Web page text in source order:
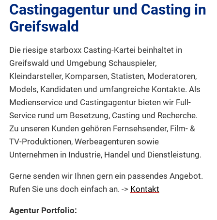
LOGIN
Castingagentur und Casting in
Greifswald
Die riesige starboxx Casting-Kartei beinhaltet in
Greifswald und Umgebung Schauspieler,
Kleindarsteller, Komparsen, Statisten, Moderatoren,
Models, Kandidaten und umfangreiche Kontakte. Als
Medienservice und Castingagentur bieten wir Full-
Service rund um Besetzung, Casting und Recherche.
Zu unseren Kunden gehören Fernsehsender, Film- &
TV-Produktionen, Werbeagenturen sowie
Unternehmen in Industrie, Handel und Dienstleistung.
Gerne senden wir Ihnen gern ein passendes Angebot.
Rufen Sie uns doch einfach an. -> Kontakt
Agentur Portfolio: